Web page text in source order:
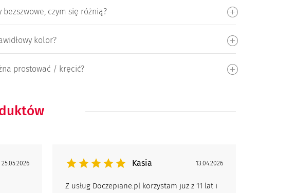
bezszwowe, czym się różnią?
kolor?
prostować / kręcić?
25.05.2026 Kasia 13.04.2026
Z usług Doczepiane.pl korzystam już z 11 lat i